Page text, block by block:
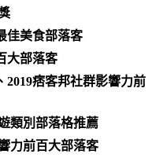
佳美食部落客
大部落客
2019痞客邦社群影響力前
類別部落格推薦
力前百大部落客